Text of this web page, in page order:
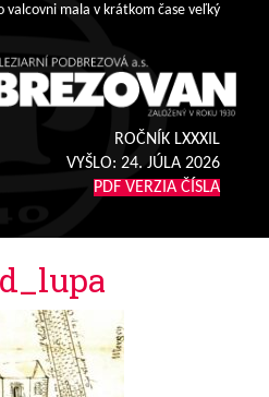
valcovni mala v krátkom čase veľký
ROČNÍK LXXXIL
VYŠLO: 24. JÚLA 2026
PDF VERZIA ČÍSLA